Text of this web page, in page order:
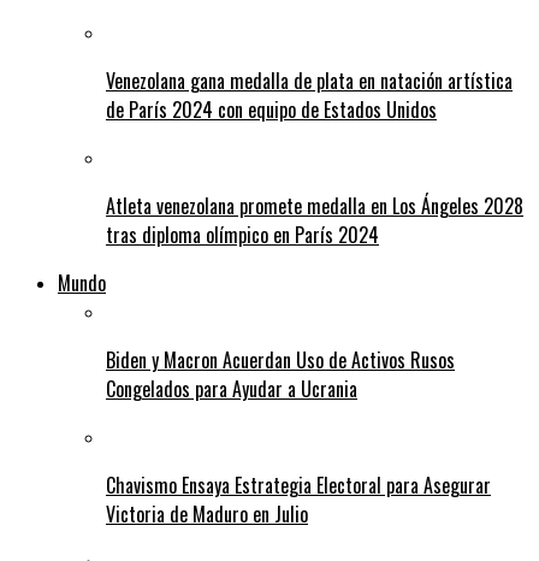
Venezolana gana medalla de plata en natación artística
de París 2024 con equipo de Estados Unidos
Atleta venezolana promete medalla en Los Ángeles 2028
tras diploma olímpico en París 2024
Mundo
Biden y Macron Acuerdan Uso de Activos Rusos
Congelados para Ayudar a Ucrania
Chavismo Ensaya Estrategia Electoral para Asegurar
Victoria de Maduro en Julio